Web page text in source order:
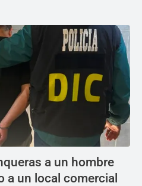
a un hombre
a un local comercial